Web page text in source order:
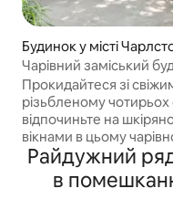
Будинок у місті
Чарівний заміський
2 спальнями та 3
біля площі Маріон
Прокидайтеся зі
різьбленому чотирьох
відпочиньте на
вікнами в цьому
будинку,
Зберіться на
вранці або коктейлі
Райдужний
в